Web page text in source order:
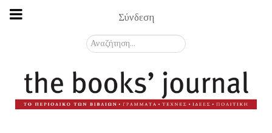
Σύνδεση
Αναζήτηση...